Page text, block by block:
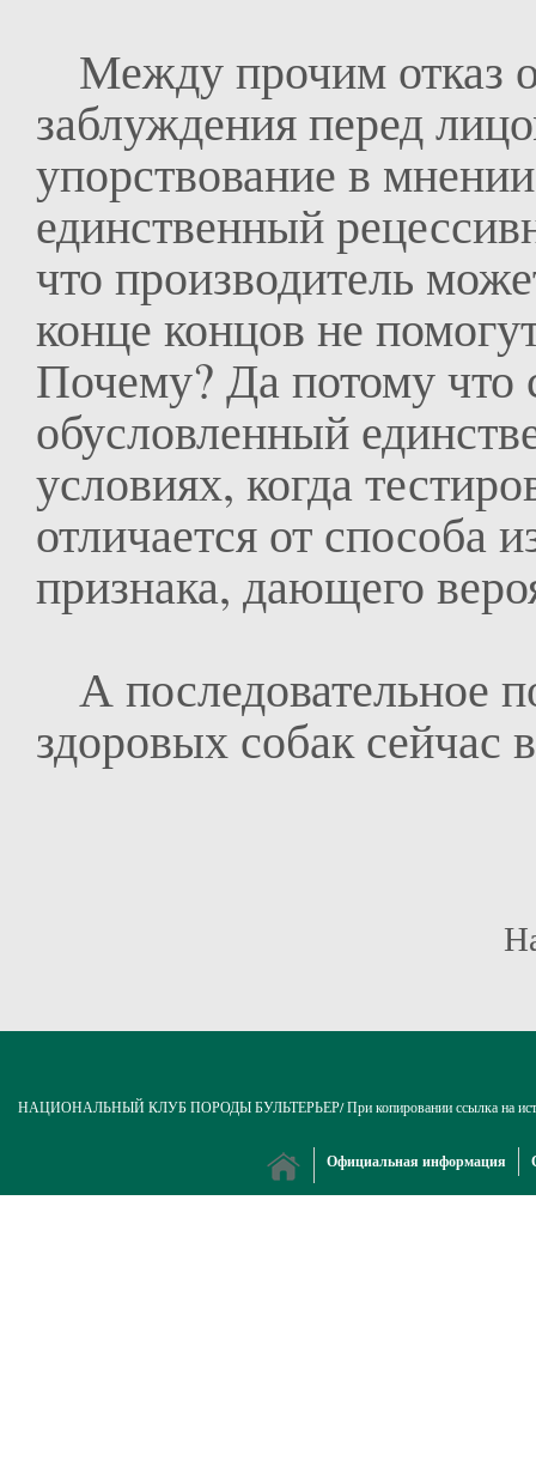
Между прочим отказ
заблуждения перед
упорствование в
единственный
что производитель
конце концов не
Почему? Да потому что
обусловленный
условиях, когда
отличается от способа
признака, дающего
А последовательное
здоровых собак сейчас
НАЦИОНАЛЬНЫЙ КЛУБ ПОРОДЫ БУЛЬТЕРЬЕР/ При копировании ссылка на
Официальная информация